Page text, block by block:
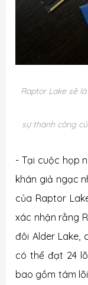
Raptor Lake sẽ
sự thành công
- Tại cuộc họp
khán giả ngạc
của Raptor
xác nhận rằng
đôi Alder Lake,
có thể đạt 24
bao gồm tám